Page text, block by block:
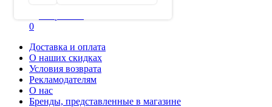
0
Доставка и оплата
О наших скидках
Условия возврата
Рекламодателям
О нас
Бренды, представленные в магазине